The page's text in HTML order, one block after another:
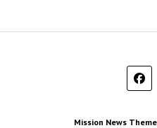
Mission News Theme